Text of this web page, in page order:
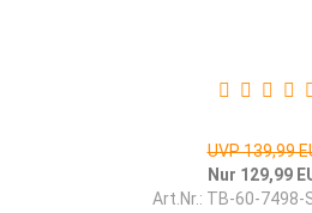
UVP 139,99
Nur 129,99
Art.Nr.: TB-60-7498-